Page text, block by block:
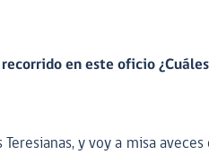
en este oficio
Teresianas, y voy a misa